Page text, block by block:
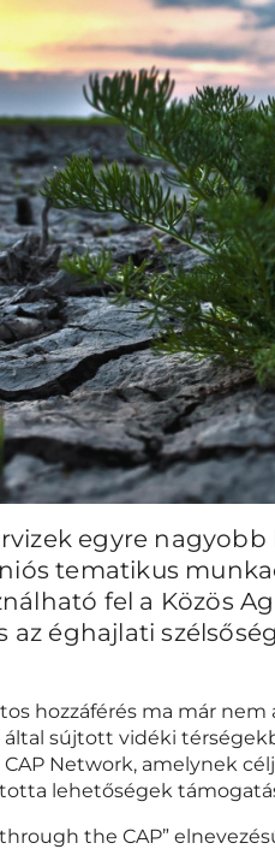
egyre
tematikus
fel a Közös
az éghajlati
hozzáférés ma már
által sújtott vidéki
Network, amelynek
lehetőségek
the CAP”